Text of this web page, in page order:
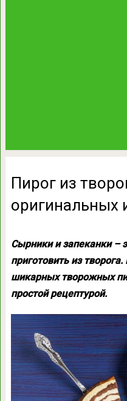
Пирог из
оригинальных
Сырники и запеканки –
приготовить из
шикарных творожных
простой рецептурой.